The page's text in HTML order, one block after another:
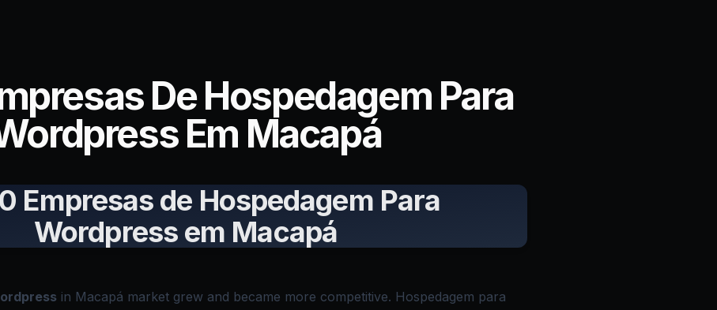
De Hospedagem Para
Em Macapá
Empresas de Hospedagem Para
Wordpress em Macapá
in Macapá market grew and became more competitive. Hospedagem para